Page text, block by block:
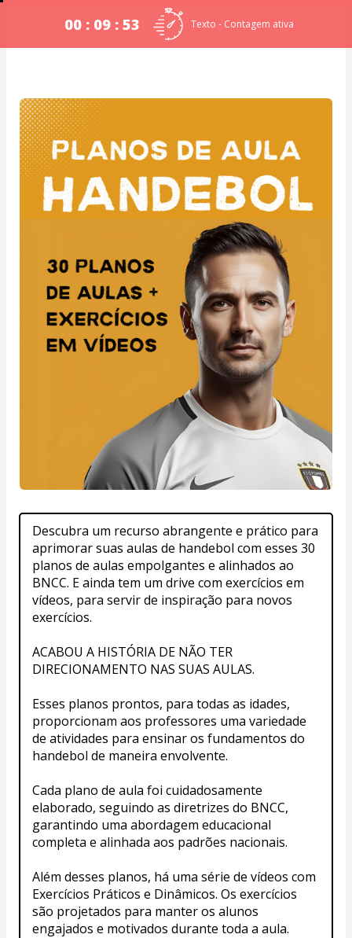
00 : 09 : 53 Texto - Contagem ativa
Descubra um recurso abrangente e prático para
aprimorar suas aulas de handebol com esses 30
planos de aulas empolgantes e alinhados ao
BNCC. E ainda tem um drive com exercícios em
vídeos, para servir de inspiração para novos
exercícios.
ACABOU A HISTÓRIA DE NÃO TER
DIRECIONAMENTO NAS SUAS AULAS.
Esses planos prontos, para todas as idades,
proporcionam aos professores uma variedade
de atividades para ensinar os fundamentos do
handebol de maneira envolvente.
Cada plano de aula foi cuidadosamente
elaborado, seguindo as diretrizes do BNCC,
garantindo uma abordagem educacional
completa e alinhada aos padrões nacionais.
Além desses planos, há uma série de vídeos com
Exercícios Práticos e Dinâmicos. Os exercícios
são projetados para manter os alunos
engajados e motivados durante toda a aula.